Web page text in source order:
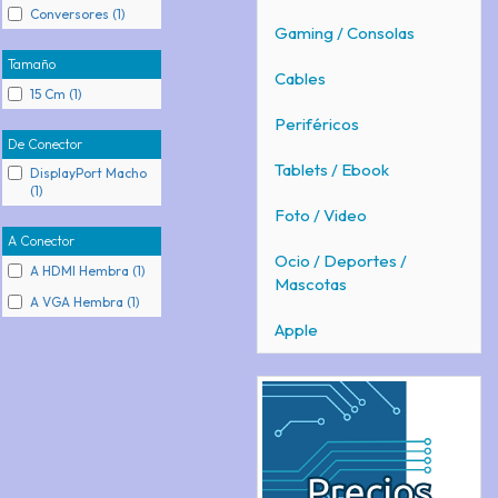
Gaming / Consolas
Cables
Periféricos
Tablets / Ebook
Foto / Video
Ocio / Deportes /
Mascotas
Apple
Conversores (1)
Tamaño
15 Cm (1)
De Conector
DisplayPort Macho
(1)
A Conector
A HDMI Hembra (1)
A VGA Hembra (1)